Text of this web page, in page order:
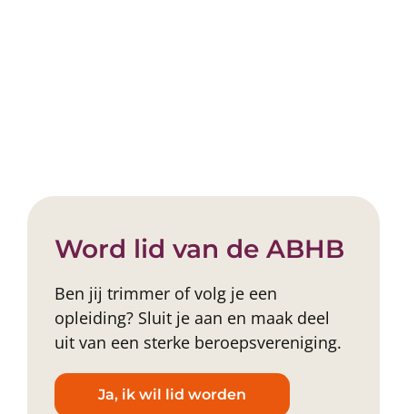
Word lid van de ABHB
Ben jij trimmer of volg je een
opleiding? Sluit je aan en maak deel
uit van een sterke beroepsvereniging.
Ja, ik wil lid worden